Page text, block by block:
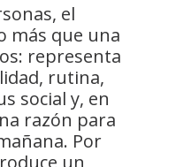
el
más que una
representa
rutina,
social y, en
razón para
Por
un